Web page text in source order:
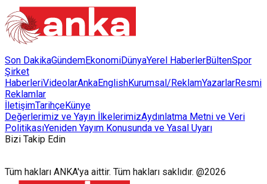
Son DakikaGündemEkonomiDünyaYerel HaberlerBültenSpor
Şirket
HaberleriVideolarAnkaEnglishKurumsal/ReklamYazarlarResmi
Reklamlar
İletişimTarihçeKünye
Değerlerimiz ve Yayın İlkelerimizAydınlatma Metni ve Veri
PolitikasıYeniden Yayım Konusunda ve Yasal Uyarı
Bizi Takip Edin
Tüm hakları ANKA'ya aittir. Tüm hakları saklıdır. @2026